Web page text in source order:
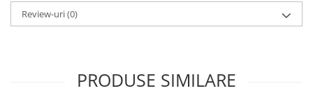
Anatomie
Comunicare
Review-uri(0)
PRODUSE SIMILARE